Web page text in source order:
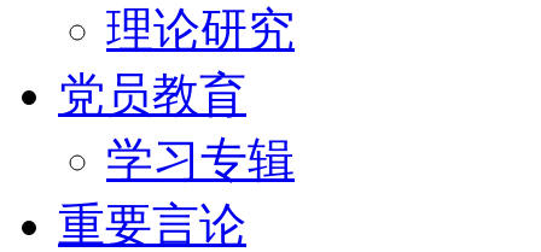
理论研究
党员教育
学习专辑
重要言论